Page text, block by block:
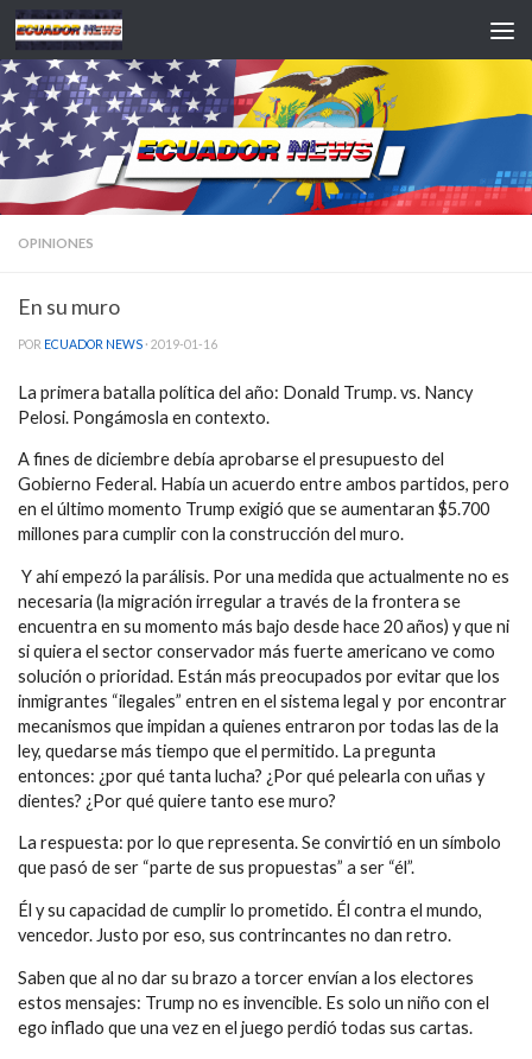
Saltar al contenido
OPINIONES
En su muro
POR ECUADOR NEWS · 2019-01-16
La primera batalla política del año: Donald Trump. vs. Nancy
Pelosi. Pongámosla en contexto.
A fines de diciembre debía aprobarse el presupuesto del
Gobierno Federal. Había un acuerdo entre ambos partidos, pero
en el último momento Trump exigió que se aumentaran $5.700
millones para cumplir con la construcción del muro.
Y ahí empezó la parálisis. Por una medida que actualmente no es
necesaria (la migración irregular a través de la frontera se
encuentra en su momento más bajo desde hace 20 años) y que ni
si quiera el sector conservador más fuerte americano ve como
solución o prioridad. Están más preocupados por evitar que los
inmigrantes “ilegales” entren en el sistema legal y por encontrar
mecanismos que impidan a quienes entraron por todas las de la
ley, quedarse más tiempo que el permitido. La pregunta
entonces: ¿por qué tanta lucha? ¿Por qué pelearla con uñas y
dientes? ¿Por qué quiere tanto ese muro?
La respuesta: por lo que representa. Se convirtió en un símbolo
que pasó de ser “parte de sus propuestas” a ser “él”.
Él y su capacidad de cumplir lo prometido. Él contra el mundo,
vencedor. Justo por eso, sus contrincantes no dan retro.
Saben que al no dar su brazo a torcer envían a los electores
estos mensajes: Trump no es invencible. Es solo un niño con el
ego inflado que una vez en el juego perdió todas sus cartas.